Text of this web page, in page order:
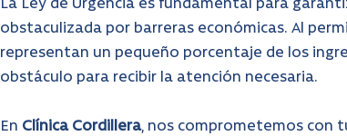
La Ley de Urgencia es fundamental para
obstaculizada por barreras económicas. Al
representan un pequeño porcentaje de los
obstáculo para recibir la atención necesaria.
En Clínica Cordillera, nos comprometemos con